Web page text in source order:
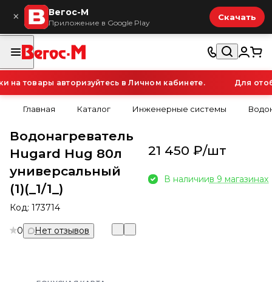
× Вегос-М
Приложение в Google Play
Скачать
товары авторизуйтесь в Личном кабинете. Для
Главная Каталог Инженерные системы
Водонагреватель
Hugard Hug 80л
универсальный
(1)(_1/1_)
Код: 173714
0 Нет отзывов
21 450 ₽/шт
В наличиив 9 магазинах